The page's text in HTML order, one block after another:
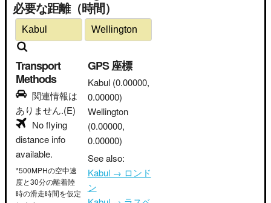
必要な距離（時間）
Transport
Methods
関連情報は
ありません.(E)
No flying
distance info
available.
*500MPHの空中速
度と30分の離着陸
時の滑走時間を仮定
GPS 座標
Kabul (0.00000,
0.00000)
Wellington
(0.00000,
0.00000)
See also:
Kabul → ロンド
ン